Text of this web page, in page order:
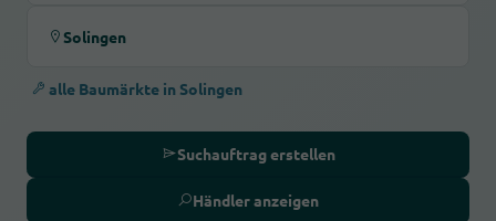
Solingen
alle Baumärkte in Solingen
Suchauftrag erstellen
Händler anzeigen